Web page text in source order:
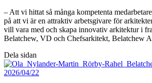
– Att vi hittat så många kompetenta
på att vi är en attraktiv arbetsgivare för
vill vara med och skapa innovativ arkitektur i
Belatchew, VD och Chefsarkitekt, Belatchew
Dela sidan
2026/04/22